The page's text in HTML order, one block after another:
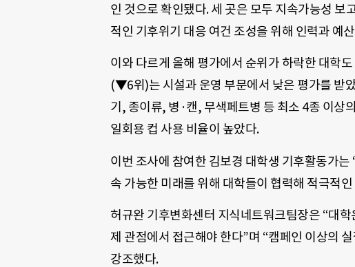
인 것으로 확인됐다. 세 곳은 모두 지속가능성 보
적인 기후위기 대응 여건 조성을 위해 인력과 예
이와 다르게 올해 평가에서 순위가 하락한 대
(▼6위)는 시설과 운영 부문에서 낮은 평가를 받
기, 종이류, 병·캔, 무색페트병 등 최소 4종 이상
일회용 컵 사용 비율이 높았다.
이번 조사에 참여한 김보경 대학생 기후활동가
속 가능한 미래를 위해 대학들이 협력해 적극적
허규완 기후변화센터 지식네트워크팀장은 “대
제 관점에서 접근해야 한다”며 “캠페인 이상의
강조했다.